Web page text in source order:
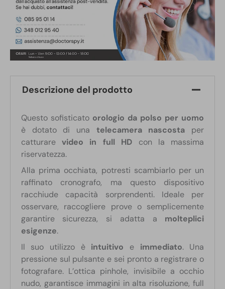
Descrizione del prodotto
Questo sofisticato orologio da polso per uomo
è dotato di una telecamera nascosta per
catturarevideo in full HD con la massima
riservatezza.
Alla prima occhiata, potresti scambiarlo per un
raffinato cronografo, ma questo dispositivo
racchiude capacità sorprendenti. Ideale per
osservare, raccogliere prove o semplicemente
garantire sicurezza, si adatta a molteplici
esigenze.
Il suo utilizzo è intuitivo e immediato. Una
pressione sul pulsante e sei pronto a registrare o
fotografare. L’ottica pinhole, invisibile a occhio
nudo, garantisce immagini in alta risoluzione, full